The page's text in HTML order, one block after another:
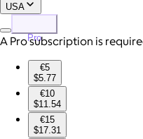
USA
Pro
A Pro subscription is
€5
$5.77
€10
$11.54
€15
$17.31